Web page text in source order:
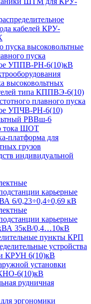
кабелей КРУ-
пуска высоковольтные
пуска
УППВ-РН-6(10)кВ
высоковольтных
типа КППВЭ-6(10)
плавного пуска
УПЧВ-РН-6(10)
РВВш-6
тока ШОТ
платформа для
грузов
индивидуальной
карьерные
6/0,23÷0,4÷0,69 кВ
карьерные
35кВ/0,4…10кВ
пункты КРП
устройства
КРУН 6(10)кВ
установки
6(10)кВ
рудничная
эргономики